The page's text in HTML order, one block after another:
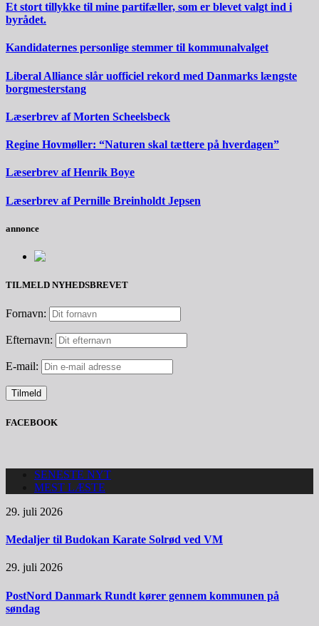
Et stort tillykke til mine partifæller, som er blevet valgt ind i
byrådet.
Kandidaternes personlige stemmer til kommunalvalget
Liberal Alliance slår uofficiel rekord med Danmarks længste
borgmesterstang
Læserbrev af Morten Scheelsbeck
Regine Hovmøller: “Naturen skal tættere på hverdagen”
Læserbrev af Henrik Boye
Læserbrev af Pernille Breinholdt Jepsen
annonce
TILMELD NYHEDSBREVET
Fornavn:
Efternavn:
E-mail:
FACEBOOK
SENESTE NYT
MEST LÆSTE
29. juli 2026
Medaljer til Budokan Karate Solrød ved VM
29. juli 2026
PostNord Danmark Rundt kører gennem kommunen på
søndag